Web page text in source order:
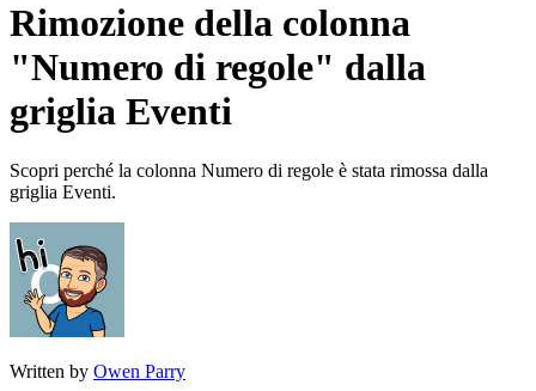
Rimozione della colonna
"Numero di regole" dalla
griglia Eventi
Scopri perché la colonna Numero di regole è stata rimossa dalla
griglia Eventi.
Written by Owen Parry